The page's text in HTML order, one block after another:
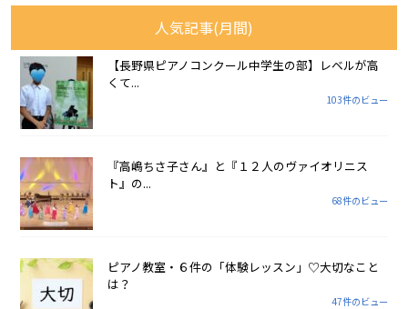
人気記事(月間)
【長野県ピアノコンクール中学生の部】レベルが高
くて...
103件のビュー
『高嶋ちさ子さん』と『１２人のヴァイオリニス
ト』の...
68件のビュー
ピアノ教室・６件の「体験レッスン」♡大切なこと
は？
47件のビュー